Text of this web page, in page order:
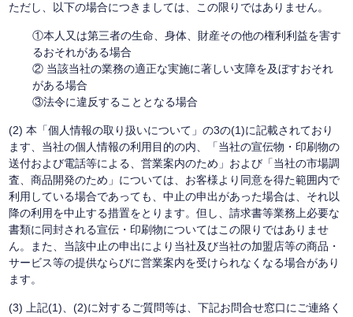
ただし、以下の場合につきましては、この限りではありません。
①本人又は第三者の生命、身体、財産その他の権利利益を害す
るおそれがある場合
② 当該当社の業務の適正な実施に著しい支障を及ぼすおそれ
がある場合
③法令に違反することとなる場合
(2) 本「個人情報の取り扱いについて」の3の(1)に記載されており
ます、当社の個人情報の利用目的の内、「当社の宣伝物・印刷物の
送付および電話等による、営業案内のため」および「当社の市場調
査、商品開発のため」については、お客様より同意を得た範囲内で
利用している場合であっても、中止の申出があった場合は、それ以
降の利用を中止する措置をとります。但し、請求書等業務上必要な
書類に同封される宣伝・印刷物についてはこの限りではありませ
ん。また、当該中止の申出により当社及び当社の加盟店等の商品・
サービス等の提供ならびに営業案内を受けられなくなる場合があり
ます。
(3) 上記(1)、(2)に対するご質問等は、下記お問合せ窓口にご連絡く